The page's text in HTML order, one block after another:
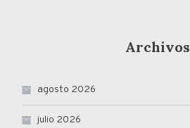
Archivos
agosto 2026
julio 2026